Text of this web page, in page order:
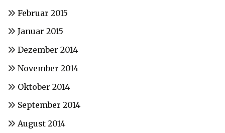
Februar 2015
Januar 2015
Dezember 2014
November 2014
Oktober 2014
September 2014
August 2014